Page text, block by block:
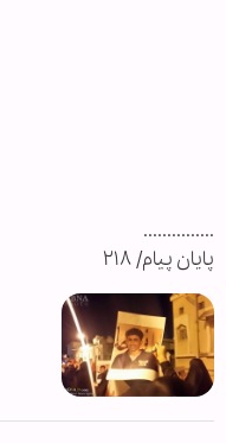
...............
پایان پیام/ ۲۱۸